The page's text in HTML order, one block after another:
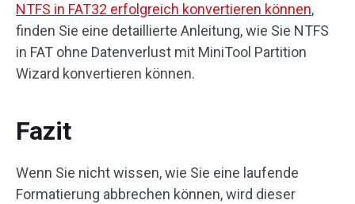
NTFS in FAT32 erfolgreich konvertieren können,
finden Sie eine detaillierte Anleitung, wie Sie NTFS
in FAT ohne Datenverlust mit MiniTool Partition
Wizard konvertieren können.
Fazit
Wenn Sie nicht wissen, wie Sie eine laufende
Formatierung abbrechen können, wird dieser